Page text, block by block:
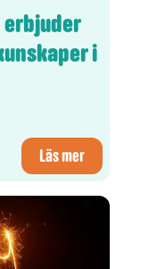
erbjuder
i
Läs mer